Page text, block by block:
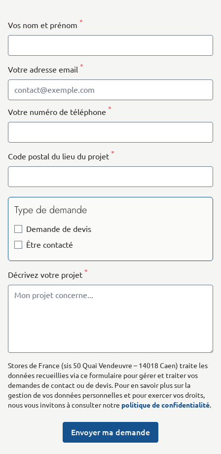
Vos nom et prénom *
Votre adresse email *
Votre numéro de téléphone *
Code postal du lieu du projet *
Type de demande
Demande de devis
Être contacté
Décrivez votre projet *
Stores de France (sis 50 Quai Vendeuvre – 14018 Caen) traite les
données recueillies via ce formulaire pour gérer et traiter vos
demandes de contact ou de devis. Pour en savoir plus sur la
gestion de vos données personnelles et pour exercer vos droits,
nous vous invitons à consulter notre politique de confidentialité.
Envoyer ma demande